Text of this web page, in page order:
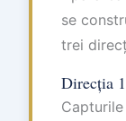
se
trei
Direcția